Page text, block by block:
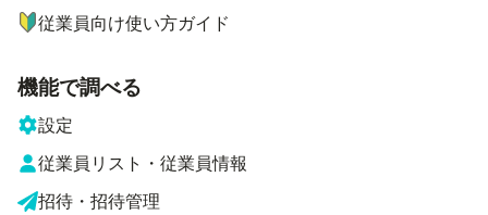
従業員向け使い方ガイド
機能で調べる
設定
従業員リスト・従業員情報
招待・招待管理